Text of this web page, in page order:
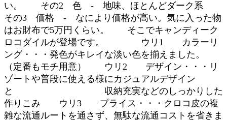
い。 その2 色 - 地味、ほとんどダーク系
その3 価格 - なにより価格が高い。気に入った物
はお財布で5万円くらい。 そこでキャンディーク
ロコダイルが登場です。 ウリ1 カラーリ
ング・・・発色がキレイな淡い色を揃えました。
（定番もモチ用意） ウリ2 デザイン・・・リ
ゾートや普段に使える様にカジュアルデザイン
と 収納充実などのしっかりした
作りこみ ウリ3 プライス・・・クロコ皮の複
雑な流通ルートを通さず、無駄な流通コストを省きま